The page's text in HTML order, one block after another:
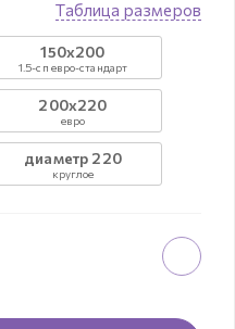
Таблица размеров
150х200
1.5-сп евро-стандарт
200х220
евро
диаметр 220
круглое